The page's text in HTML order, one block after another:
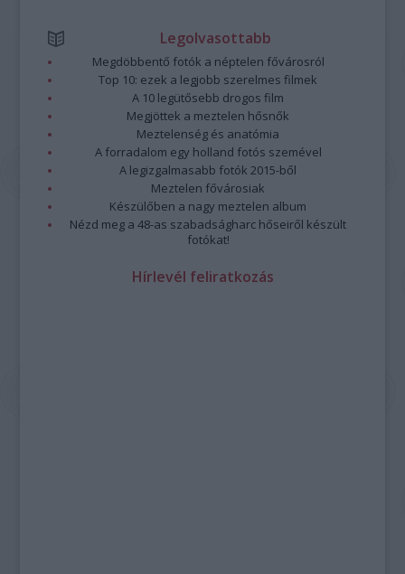
Legolvasottabb
Megdöbbentő fotók a néptelen fővárosról
Top 10: ezek a legjobb szerelmes filmek
A 10 legütősebb drogos film
Megjöttek a meztelen hősnők
Meztelenség és anatómia
A forradalom egy holland fotós szemével
A legizgalmasabb fotók 2015-ből
Meztelen fővárosiak
Készülőben a nagy meztelen album
Nézd meg a 48-as szabadságharc hőseiről készült
fotókat!
Hírlevél feliratkozás